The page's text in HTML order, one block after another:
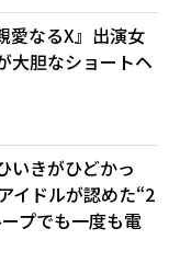
愛なるX』出演女
大胆なショートヘ
いきがひどかっ
イドルが認めた“2
プでも一度も電